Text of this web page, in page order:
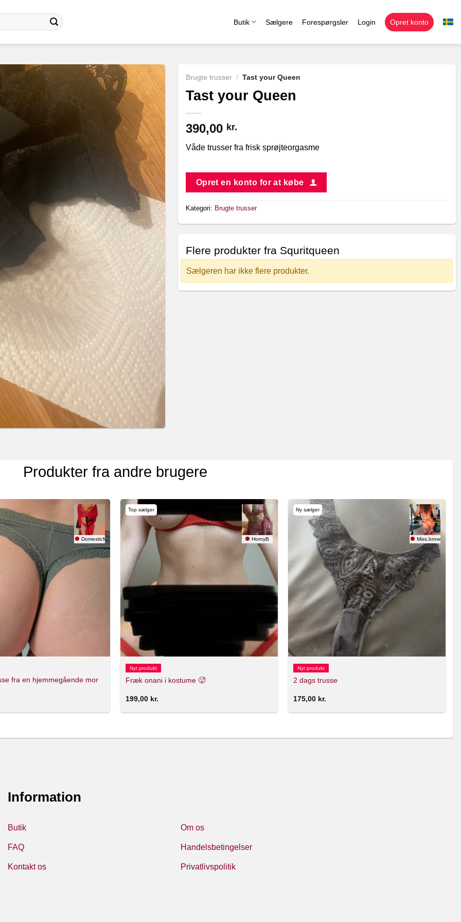
Butik Sælgere Forespørgsler Login Opret konto
Brugte trusser / Tast your Queen
Tast your Queen
390,00 kr.
Våde trusser fra frisk sprøjteorgasme
Opret en konto for at købe
Kategori: Brugte trusser
Flere produkter fra Squritqueen
Sælgeren har ikke flere produkter.
Produkter fra andre brugere
DomesticMama
fra en hjemmegående mor
Top sælger
HornyB
Nyt produkt
Fræk onani i kostume 🥵
199,00 kr.
Ny sælger
Miss.brownie
Nyt produkt
2 dags trusse
175,00 kr.
Information
Butik
FAQ
Kontakt os
Om os
Handelsbetingelser
Privatlivspolitik